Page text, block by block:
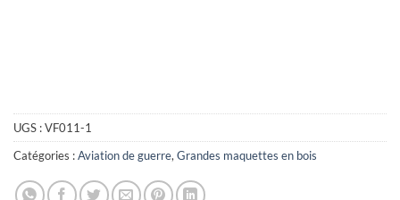
UGS :VF011-1
Catégories :Aviation de guerre, Grandes maquettes en bois